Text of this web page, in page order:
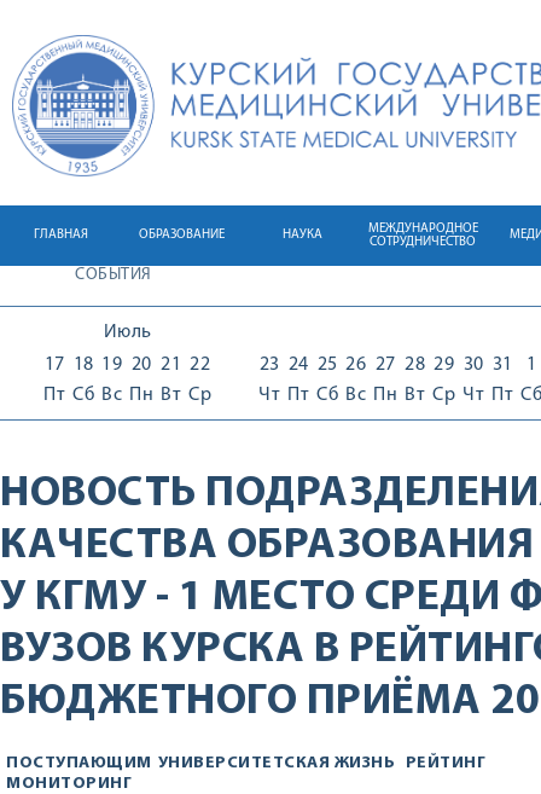
ГЛАВНАЯ ОБРАЗОВАНИЕ НАУКА
МЕЖДУНАРОДНОЕ
СОТРУДНИЧЕСТВО
СОБЫТИЯ
Июль
17
Пт
18
Сб
19
Вс
20
Пн
21
Вт
22
Ср
23
Чт
24
Пт
25
Сб
26
Вс
27
Пн
28
Вт
29
Ср
30
Чт
31
Пт
1
Сб
НОВОСТЬ
КАЧЕСТВА ОБРАЗОВАНИЯ
У КГМУ - 1 МЕСТО СРЕДИ
ВУЗОВ КУРСКА В
БЮДЖЕТНОГО ПРИЁМА
ПОСТУПАЮЩИМ УНИВЕРСИТЕТСКАЯ ЖИЗНЬ
РЕЙТИНГ
МОНИТОРИНГ